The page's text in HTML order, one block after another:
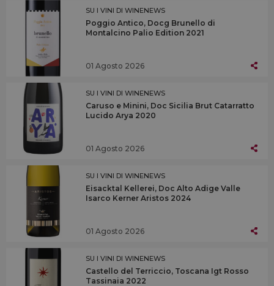
SU I VINI DI WINENEWS
Poggio Antico, Docg Brunello di
Montalcino Palio Edition 2021
01 Agosto 2026
SU I VINI DI WINENEWS
Caruso e Minini, Doc Sicilia Brut Catarratto
Lucido Arya 2020
01 Agosto 2026
SU I VINI DI WINENEWS
Eisacktal Kellerei, Doc Alto Adige Valle
Isarco Kerner Aristos 2024
01 Agosto 2026
SU I VINI DI WINENEWS
Castello del Terriccio, Toscana Igt Rosso
Tassinaia 2022